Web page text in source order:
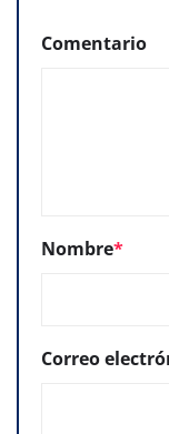
Comentario
Nombre*
Correo